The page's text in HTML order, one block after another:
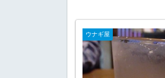
ウナギ屋